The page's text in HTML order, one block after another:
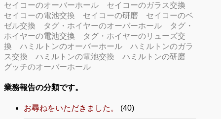
セイコーのオーバーホール
セイコーのガラス交換
セイコーの電池交換
セイコーの研磨
セイコーのベ
ゼル交換
タグ・ホイヤーのオーバーホール
タグ・
ホイヤーの電池交換
タグ・ホイヤーのリューズ交
換
ハミルトンのオーバーホール
ハミルトンのガラ
ス交換
ハミルトンの電池交換
ハミルトンの研磨
グッチのオーバーホール
業務報告の分類です。
お尋ねをいただきました。
(40)